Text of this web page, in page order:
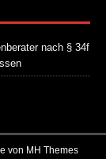
nach § 34f
von MH Themes